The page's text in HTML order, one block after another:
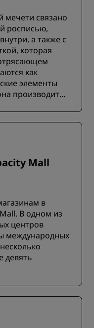
мечети связано
росписью,
а также с
которая
как
элементы
производит
Mall
в
В одном из
центров
международных
девять